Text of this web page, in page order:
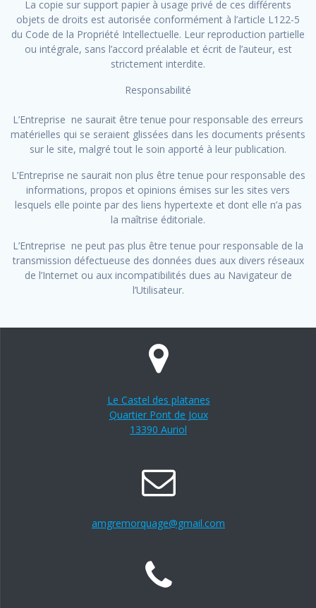
La copie sur support papier à usage privé de ces différents
objets de droits est autorisée conformément à l’article L122-5
du Code de la Propriété Intellectuelle. Leur reproduction partielle
ou intégrale, sans l’accord préalable et écrit de l’auteur, est
strictement interdite.
Responsabilité
L’Entreprise ne saurait être tenue pour responsable des erreurs
matérielles qui se seraient glissées dans les documents présents
sur le site, malgré tout le soin apporté à leur publication.
L’Entreprise ne saurait non plus être tenue pour responsable des
informations, propos et opinions émises sur les sites vers
lesquels elle pointe par des liens hypertexte et dont elle n’a pas
la maîtrise éditoriale.
L’Entreprise ne peut pas plus être tenue pour responsable de la
transmission défectueuse des données dues aux divers réseaux
de l’Internet ou aux incompatibilités dues au Navigateur de
l’Utilisateur.
Le Castel des platanes
Quartier Pont de Joux
13390 Auriol
amgremorquage@gmail.com